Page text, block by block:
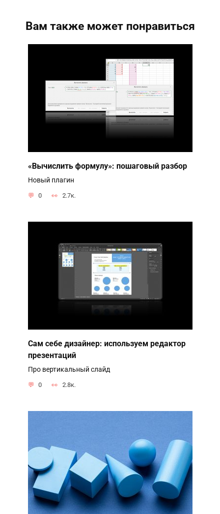
Вам также может понравиться
«Вычислить формулу»: пошаговый разбор
Новый плагин
0 2.7к.
Сам себе дизайнер: используем редактор
презентаций
Про вертикальный слайд
0 2.8к.